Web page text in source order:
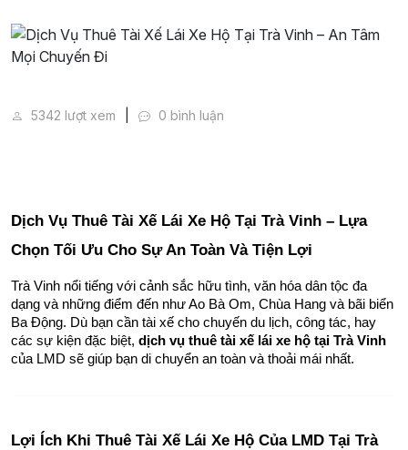
5342 lượt xem 0 bình luận
Dịch Vụ Thuê Tài Xế Lái Xe Hộ Tại Trà Vinh – Lựa
Chọn Tối Ưu Cho Sự An Toàn Và Tiện Lợi
Trà Vinh nổi tiếng với cảnh sắc hữu tình, văn hóa dân tộc đa
dạng và những điểm đến như Ao Bà Om, Chùa Hang và bãi biển
Ba Động. Dù bạn cần tài xế cho chuyến du lịch, công tác, hay
các sự kiện đặc biệt, dịch vụ thuê tài xế lái xe hộ tại Trà Vinh
của LMD sẽ giúp bạn di chuyển an toàn và thoải mái nhất.
Lợi Ích Khi Thuê Tài Xế Lái Xe Hộ Của LMD Tại Trà